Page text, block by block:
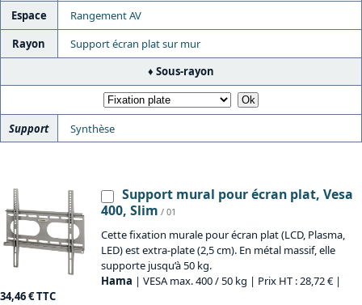
Espace
Rangement AV
Rayon
Support écran plat sur mur
Sous-rayon
Support Synthèse
Support mural pour écran plat, Vesa
400, Slim / 01
Cette fixation murale pour écran plat (LCD, Plasma,
LED) est extra-plate (2,5 cm). En métal massif, elle
supporte jusqu’à 50 kg.
Hama | VESA max. 400 / 50 kg | Prix HT : 28,72 € |
34,46 € TTC